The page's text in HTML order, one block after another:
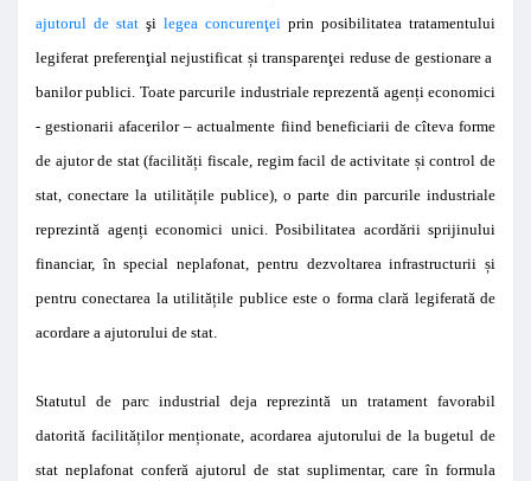
ajutorul de stat şi legea concurenţei prin posibilitatea tratamentului
legiferat preferenţial nejustificat și transparenţei reduse de gestionare a
banilor publici. Toate parcurile industriale reprezentă agenți economici
- gestionarii afacerilor – actualmente fiind beneficiarii de cîteva forme
de ajutor de stat (facilități fiscale, regim facil de activitate și control de
stat, conectare la utilitățile publice), o parte din parcurile industriale
reprezintă agenți economici unici. Posibilitatea acordării sprijinului
financiar, în special neplafonat, pentru dezvoltarea infrastructurii și
pentru conectarea la utilitățile publice este o forma clară legiferată de
acordare a ajutorului de stat.
Statutul de parc industrial deja reprezintă un tratament favorabil
datorită facilităților menționate, acordarea ajutorului de la bugetul de
stat neplafonat conferă ajutorul de stat suplimentar, care în formula